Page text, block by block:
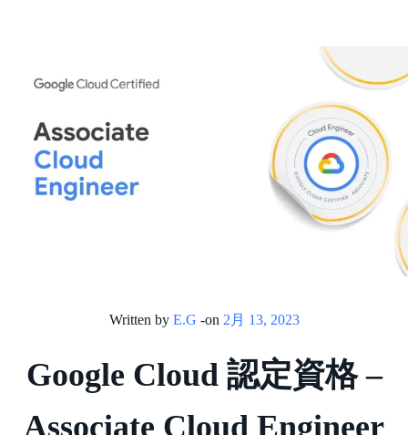
Written by E.G -on 2月 13, 2023
Google Cloud 認定資格 –
Associate Cloud Engineer